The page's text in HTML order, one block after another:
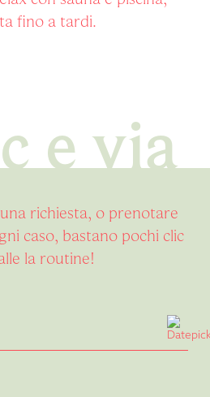
fino a tardi.
e via
richiesta, o prenotare
caso, bastano pochi clic
la routine!